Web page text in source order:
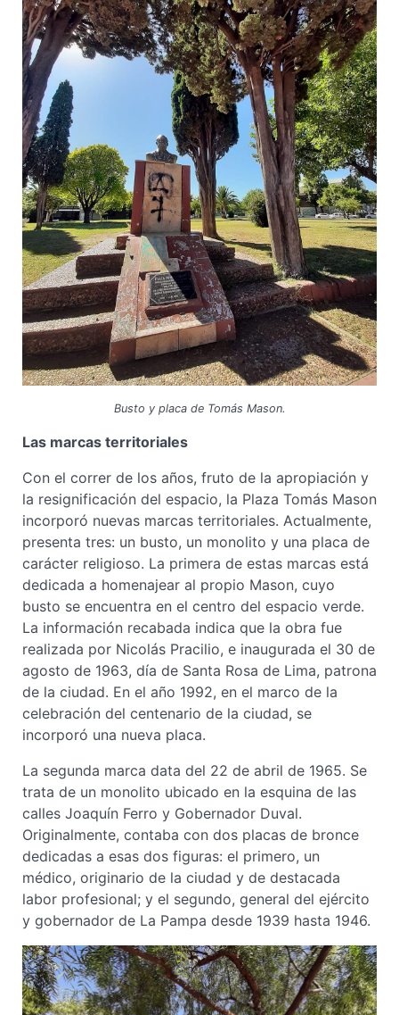
Busto y placa de Tomás Mason.
Las marcas territoriales
Con el correr de los años, fruto de la apropiación y
la resignificación del espacio, la Plaza Tomás Mason
incorporó nuevas marcas territoriales. Actualmente,
presenta tres: un busto, un monolito y una placa de
carácter religioso. La primera de estas marcas está
dedicada a homenajear al propio Mason, cuyo
busto se encuentra en el centro del espacio verde.
La información recabada indica que la obra fue
realizada por Nicolás Pracilio, e inaugurada el 30 de
agosto de 1963, día de Santa Rosa de Lima, patrona
de la ciudad. En el año 1992, en el marco de la
celebración del centenario de la ciudad, se
incorporó una nueva placa.
La segunda marca data del 22 de abril de 1965. Se
trata de un monolito ubicado en la esquina de las
calles Joaquín Ferro y Gobernador Duval.
Originalmente, contaba con dos placas de bronce
dedicadas a esas dos figuras: el primero, un
médico, originario de la ciudad y de destacada
labor profesional; y el segundo, general del ejército
y gobernador de La Pampa desde 1939 hasta 1946.